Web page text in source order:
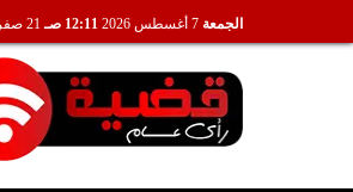
الجمعة 12:11 صـ 21 صفر 1448